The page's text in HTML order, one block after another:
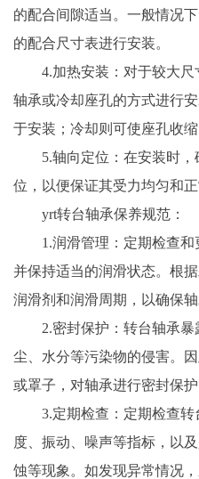
的配合间隙适当。一般情况
的配合尺寸表进行安装。
4.加热安装：对于较大尺
轴承或冷却座孔的方式进行
于安装；冷却则可使座孔收缩
5.轴向定位：在安装时，
位，以便保证其受力均匀和正
yrt转台轴承保养规范：
1.润滑管理：定期检查和
并保持适当的润滑状态。根
润滑剂和润滑周期，以确保
2.密封保护：转台轴承暴
尘、水分等污染物的侵害。
或罩子，对轴承进行密封保
3.定期检查：定期检查转
度、振动、噪声等指标，以
蚀等现象。如发现异常情况